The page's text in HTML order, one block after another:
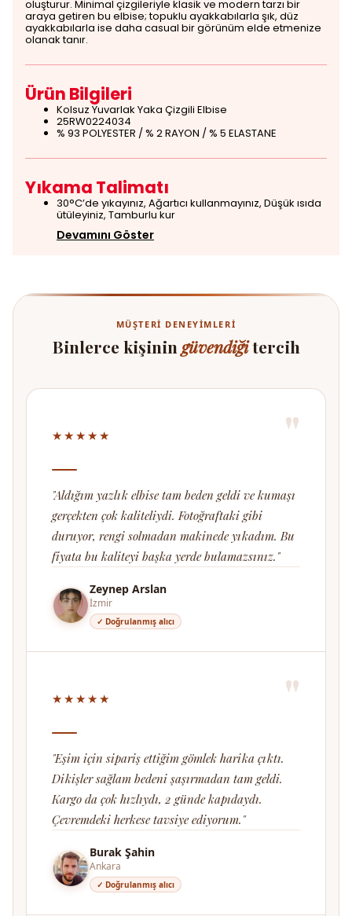
oluşturur. Minimal çizgileriyle klasik ve modern tarzı bir
araya getiren bu elbise; topuklu ayakkabılarla şık, düz
ayakkabılarla ise daha casual bir görünüm elde etmenize
olanak tanır.
Ürün Bilgileri
Kolsuz Yuvarlak Yaka Çizgili Elbise
25RW0224034
% 93 POLYESTER / % 2 RAYON / % 5 ELASTANE
Yıkama Talimatı
30°C’de yıkayınız, Ağartıcı kullanmayınız, Düşük ısıda
ütüleyiniz, Tamburlu kur
Devamını Göster
MÜŞTERI DENEYIMLERI
Binlerce kişinin güvendiğitercih
★★★★★ "
"Aldığım yazlık elbise tam beden geldi ve kumaşı
gerçekten çok kaliteliydi. Fotoğraftaki gibi
duruyor, rengi solmadan makinede yıkadım. Bu
fiyata bu kaliteyi başka yerde bulamazsınız."
Zeynep Arslan
İzmir
✓ Doğrulanmış alıcı
★★★★★ "
"Eşim için sipariş ettiğim gömlek harika çıktı.
Dikişler sağlam bedeni şaşırmadan tam geldi.
Kargo da çok hızlıydı, 2 günde kapıdaydı.
Çevremdeki herkese tavsiye ediyorum."
Burak Şahin
Ankara
✓ Doğrulanmış alıcı